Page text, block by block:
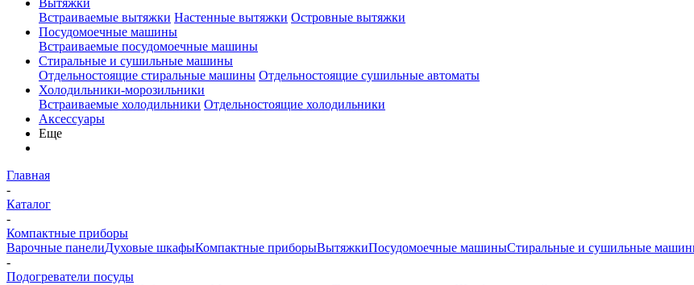
Вытяжки
Встраиваемые вытяжки Настенные вытяжки Островные вытяжки
Посудомоечные машины
Встраиваемые посудомоечные машины
Стиральные и сушильные машины
Отдельностоящие стиральные машины Отдельностоящие сушильные автоматы
Холодильники-морозильники
Встраиваемые холодильники Отдельностоящие холодильники
Аксессуары
Еще
Главная
-
Каталог
-
Компактные приборы
Варочные панелиДуховые шкафыКомпактные приборыВытяжкиПосудомоечные машиныСтиральные и сушильные
-
Подогреватели посуды